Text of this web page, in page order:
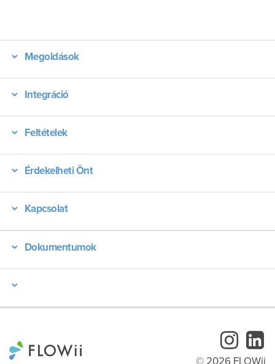
Megoldások
Integráció
Feltételek
Érdekelheti Önt
Kapcsolat
Dokumentumok
© 2026 FLOWii